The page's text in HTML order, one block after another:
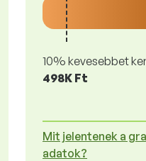
10% kevesebbet
498K Ft
Mit jelentenek a
adatok?